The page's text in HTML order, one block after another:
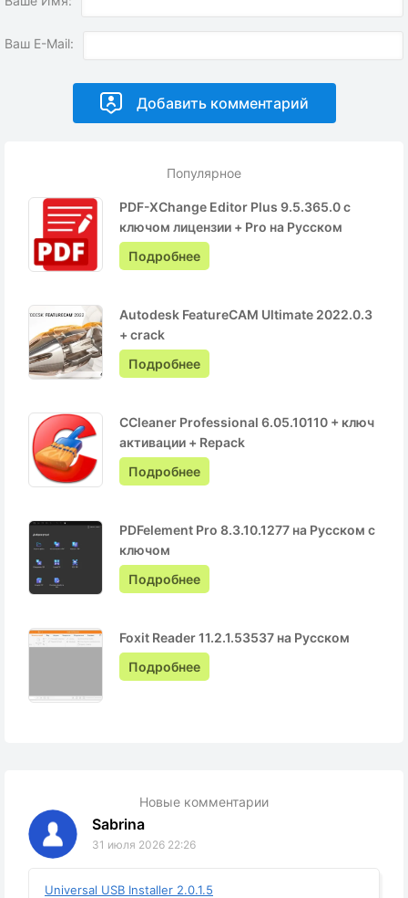
Популярное
PDF-XChange Editor Plus 9.5.365.0 с
ключом лицензии + Pro на Русском
Подробнее
Autodesk FeatureCAM Ultimate 2022.0.3
+ crack
Подробнее
CCleaner Professional 6.05.10110 + ключ
активации + Repack
Подробнее
PDFelement Pro 8.3.10.1277 на Русском с
ключом
Подробнее
Foxit Reader 11.2.1.53537 на Русском
Подробнее
Новые комментарии
Sabrina
31 июля 2026 22:26
Universal USB Installer 2.0.1.5
Ваш E-Mail: